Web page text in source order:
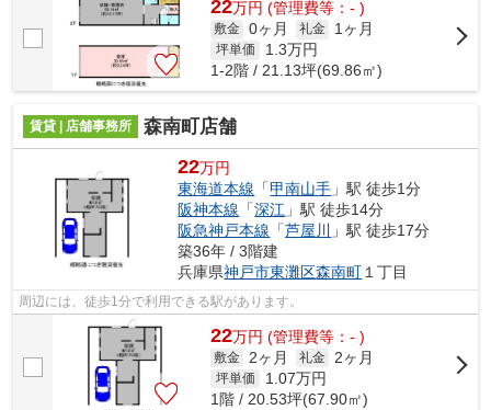
22万円 (管理費等：- )
敷金 0ヶ月 礼金 1ヶ月
坪単価 1.3万円
1-2階 / 21.13坪(69.86㎡)
賃貸 | 店舗事務所 森南町店舗
22万円
東海道本線 「甲南山手 」駅 徒歩1分
阪神本線 「深江 」駅 徒歩14分
阪急神戸本線 「芦屋川
」駅 徒歩17分
築36年 / 3階建
兵庫県神戸市東灘区森南町 １丁目
周辺には、徒歩1分で利用できる駅があります。
22万円 (管理費等：- )
敷金 2ヶ月 礼金 2ヶ月
坪単価 1.07万円
1階 / 20.53坪(67.90㎡)